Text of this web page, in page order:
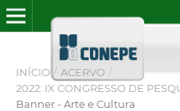
INÍCIO / ACERVO /
2022: IX CONGRESSO DE
Banner - Arte e Cultura